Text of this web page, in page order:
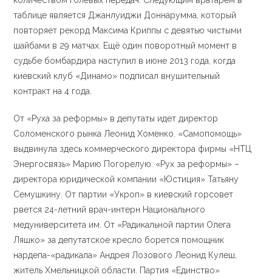
таблице является Джанлуиджи Доннарумма, который
повторяет рекорд Максима Криппы с девятью чистыми
шайбами в 29 матчах. Ещё один поворотный момент в
судьбе бомбардира наступил в июне 2013 года, когда
киевский клуб «Динамо» подписал внушительный
контракт на 4 года.
От «Руха за реформы» в депутаты идет директор
Соломенского рынка Леонид Хоменко. «Самопомощь»
выдвинула здесь коммерческого директора фирмы «НТЦ
Энергосвязь» Марию Погорелую. «Рух за реформы» –
директора юридической компании «Юстиция» Татьяну
Семушкину. От партии «Укроп» в киевский горсовет
рвется 24-летний врач-интерн Национального
медуниверситета им. От «Радикальной партии Олега
Ляшко» за депутатское кресло борется помощник
нардепа-«радикала» Андрея Лозового Леонид Кулеш,
житель Хмельницкой области. Партия «Единство»